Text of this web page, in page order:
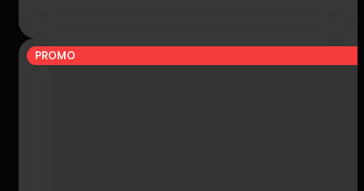
PROMO